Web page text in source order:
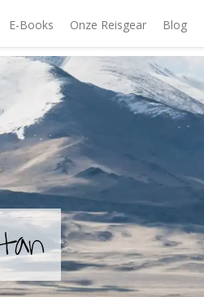
E-Books Onze Reisgear Blog